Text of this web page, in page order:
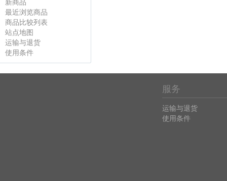
最近浏览商品
商品比较列表
站点地图
运输与退货
使用条件
服务
运输与退货
使用条件